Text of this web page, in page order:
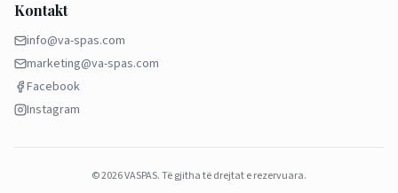
Kontakt
info@va-spas.com
marketing@va-spas.com
Facebook
Instagram
©2026VASPAS.Të gjitha të drejtat e rezervuara.